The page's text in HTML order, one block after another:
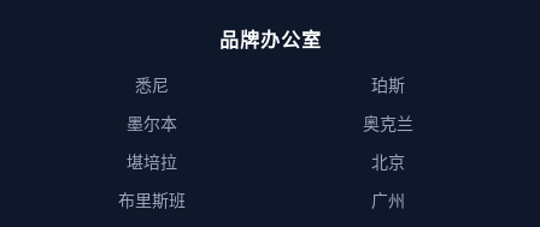
品牌办公室
悉尼
墨尔本
堪培拉
布里斯班
珀斯
奥克兰
北京
广州